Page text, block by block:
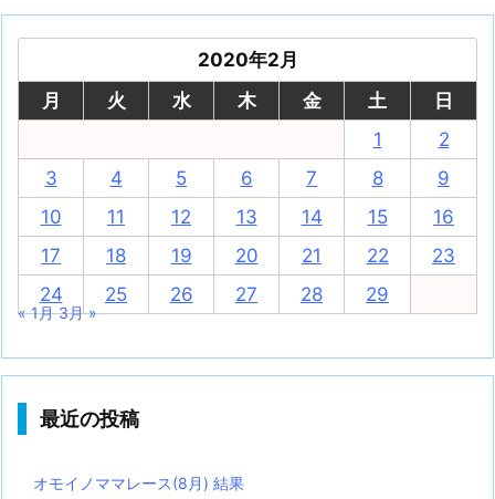
2020年2月
月
火 水 木 金 土
日
1
2
3
4 5 6 7 8
9
10
11 12 13 14 15
16
17
18 19 20 21 22
23
24
25 26 27 28 29
« 1月 3月 »
最近の投稿
オモイノママレース(8月) 結果